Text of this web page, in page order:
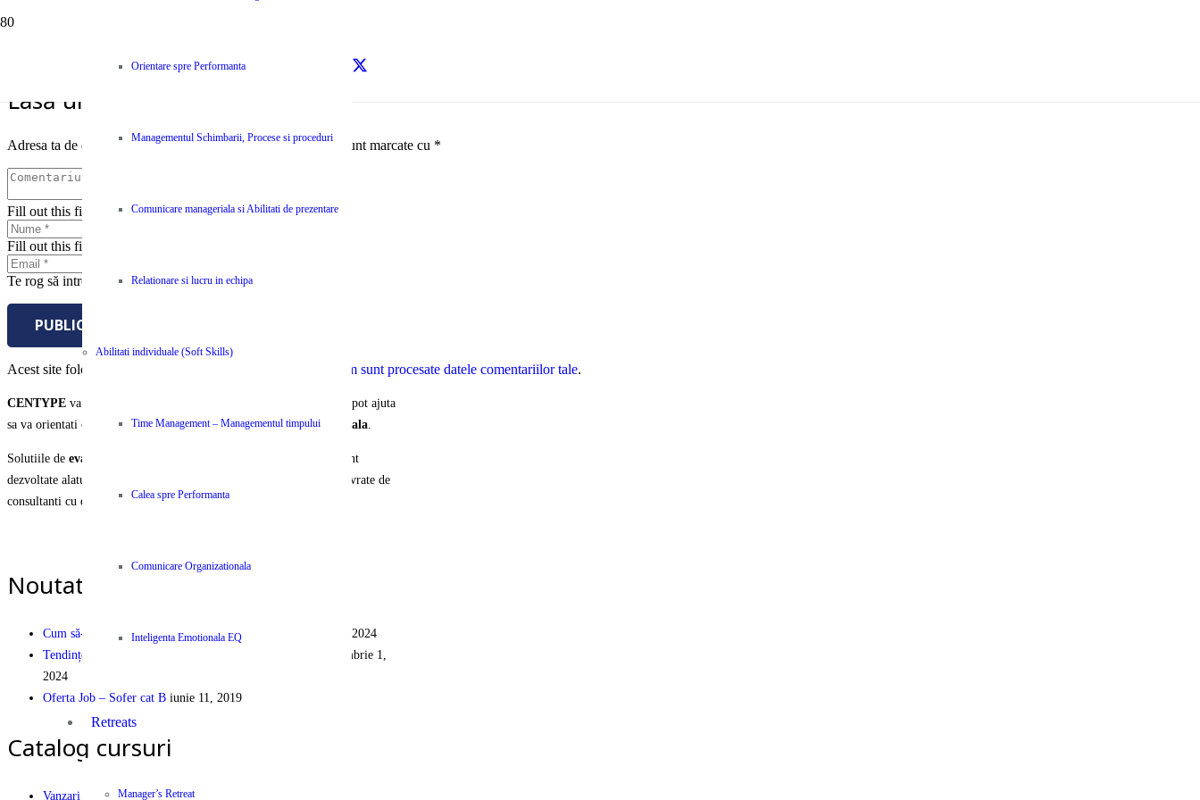
Orientare spre Performanta
Managementul Schimbarii, Procese si proceduri
Comunicare manageriala si Abilitati de prezentare
Relationare si lucru in echipa
Abilitati individuale (Soft Skills)
Time Management – Managementul timpului
Calea spre Performanta
Comunicare Organizationala
Inteligenta Emotionala EQ
Retreats
Manager’s Retreat
Lasă un răspuns
Adresa ta de email nu va fi publicată. Câmpurile obligatorii sunt marcate cu *
Fill out this field
Fill out this field
Te rog să introduci o adresă de email validă.
PUBLICĂ COMENTARIUL
Acest site folosește Akismet pentru a reduce spamul. Află cum sunt procesate datele comentariilor tale.
CENTYPE va pune la dispozitie o selectie unica de servicii care va pot ajuta
sa va orientati organizatia si echipa spreperformanta organizationala
Solutiile de evaluare, instruire, ajustare si operare
a activitatii sunt
dezvoltate alaturi de parteneri internationali recunoscuti si va sunt livrate de
consultanti cu experienta si expertiza certificata.
Noutati pe Blog
Cum să-ți dezvolți cariera în industria logistică
decembrie 9, 2024
Tendințe și Eficiență Financiară în Logistica Modernă
septembrie 1,
2024
Oferta Job – Sofer cat B iunie 11, 2019
Catalog cursuri
Vanzari